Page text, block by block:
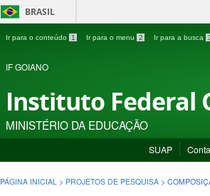
BRASIL
Ir para o conteúdo 1 Ir para o menu 2 Ir para a busca
IF GOIANO
Instituto Federal
MINISTÉRIO DA EDUCAÇÃO
SUAP
PÁGINA INICIAL > PROJETOS DE PESQUISA >